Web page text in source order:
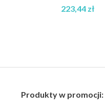
223,44 zł
Produkty w promocji: